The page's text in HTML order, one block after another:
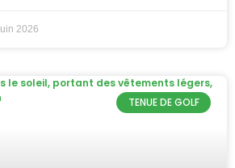
2026
TENUE DE GOLF